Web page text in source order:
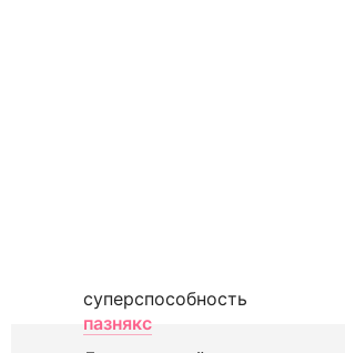
суперспособность
пазнякс